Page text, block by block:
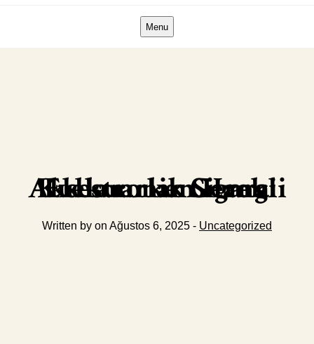
Menu
Elektronik Sigara Kullanırken Hangi Aksesuarlar Gerekli
Written by on Ağustos 6, 2025 - Uncategorized